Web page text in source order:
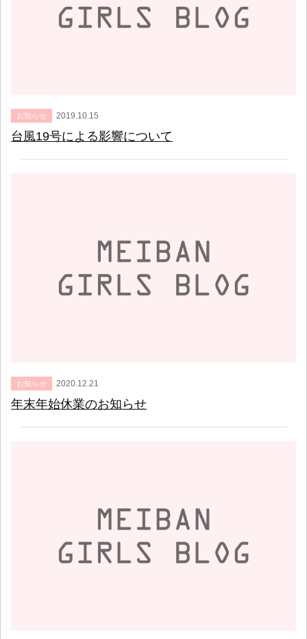
お知らせ 2019.10.15
台風19号による影響について
お知らせ 2020.12.21
年末年始休業のお知らせ